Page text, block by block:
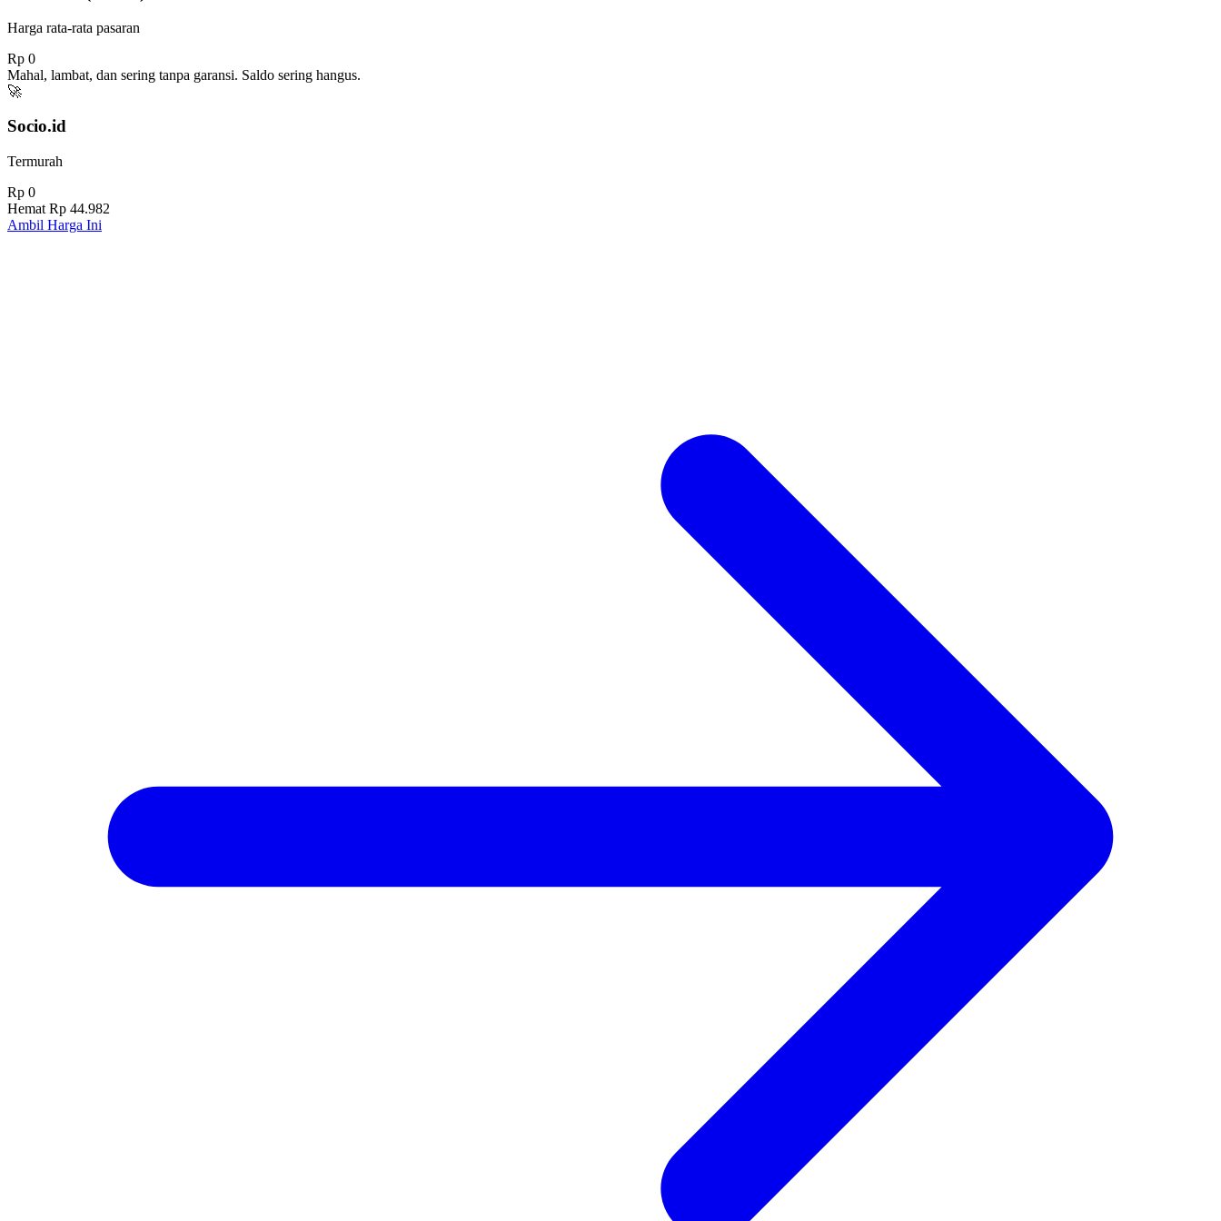
Harga rata-rata pasaran
Rp 0
Mahal, lambat, dan sering tanpa garansi. Saldo sering hangus.
🚀
Socio.id
Termurah
Rp 0
Hemat Rp 44.982
Ambil Harga Ini